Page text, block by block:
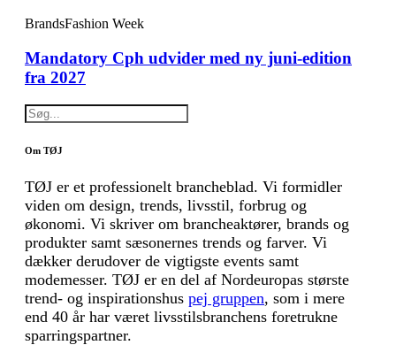
BrandsFashion Week
Mandatory Cph udvider med ny juni-edition
fra 2027
Om TØJ
TØJ er et professionelt brancheblad. Vi formidler
viden om design, trends, livsstil, forbrug og
økonomi. Vi skriver om brancheaktører, brands og
produkter samt sæsonernes trends og farver. Vi
dækker derudover de vigtigste events samt
modemesser. TØJ er en del af Nordeuropas største
trend- og inspirationshus pej gruppen, som i mere
end 40 år har været livsstilsbranchens foretrukne
sparringspartner.